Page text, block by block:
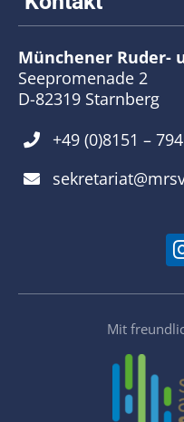
Münchener Ruder-
Seepromenade 2
D-82319 Starnberg
+49 (0)8151 –
Mit